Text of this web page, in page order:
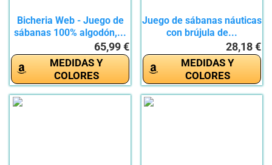
Bicheria Web - Juego de
sábanas 100% algodón,...
65,99 €
MEDIDAS Y
COLORES
Juego de sábanas náuticas
con brújula de...
28,18 €
MEDIDAS Y
COLORES